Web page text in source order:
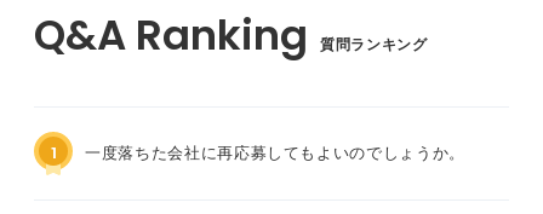
質問ランキング
1 一度落ちた会社に再応募してもよいのでしょうか。